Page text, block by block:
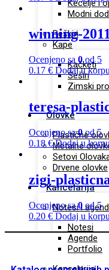
Kecelje i
Modni
Peškiri
Kape
Kačketi
Šeširi
Zimski
Olovke
Plastične
Metalne
Setovi
Drvene olovke
Kancelarija
Notesi i
Notesi
Agende
Portfolio
winning-
Ocenjeno sa 0od 5
0.17 € Dodaj u korpu
teresa-
Ocenjeno sa0od 5
0.18€ Dodaj u
zigi-
Ocenjeno sa0 od 5
0.20 € Dodaj u korpu